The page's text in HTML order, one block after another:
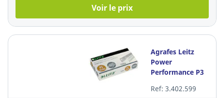
Voir le prix
Agrafes Leitz
Power
Performance P3
galvanisées, 30
Ref: 3.402.599